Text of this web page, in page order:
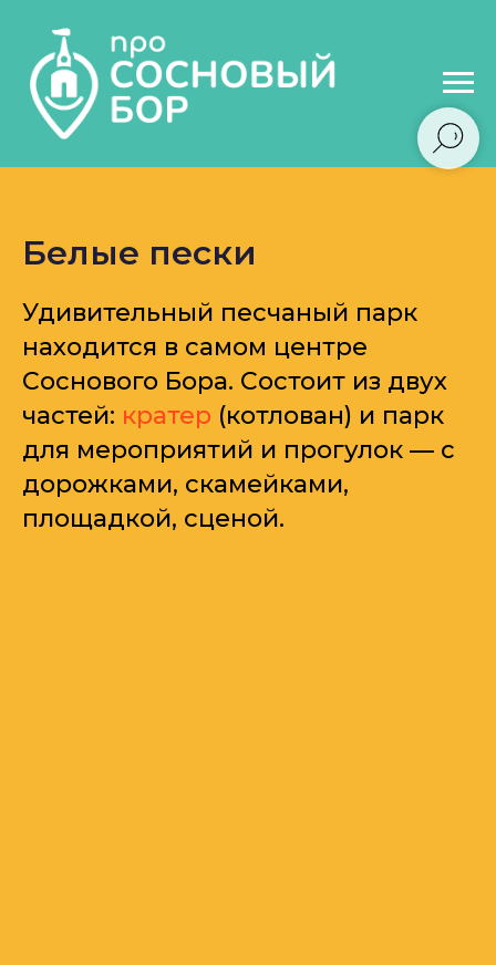
Белые пески
Удивительный песчаный парк
находится в самом центре
Соснового Бора. Состоит из двух
частей: кратер (котлован) и парк
для мероприятий и прогулок — с
дорожками, скамейками,
площадкой, сценой.